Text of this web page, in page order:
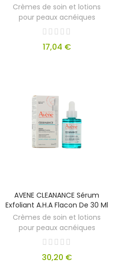
Crèmes de soin et lotions
pour peaux acnéiques
17,04 €
AVENE CLEANANCE Sérum
Exfoliant A.H.A Flacon De 30 Ml
Crèmes de soin et lotions
pour peaux acnéiques
30,20 €